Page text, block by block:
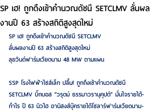
SP เฮ! ถูกดึงเข้าคำนวณดัชนี SETCLMV ลั่นผล
งานปี 63 สร้างสถิติสูงสุดใหม่
SP เฮ! ถูกดึงเข้าคำนวณดัชนี SETCLMV
ลั่นผลงานปี 63 สร้างสถิติสูงสุดใหม่
ลุยวินด์ฟาร์มเวียดนาม 48 MW ตามแผน
SSP โรงไฟฟ้าไซส์เล็ก ปลื้ม! ถูกถึงเข้าคำนวณดัชนี
SETCLMV บิ๊กบอส “วรุตม์ ธรรมาวรานุคุปต์” มั่นใจรายได้-
กำไร ปี 63 นิวไฮ อานิสงส์บุ๊ครายได้โซลาร์ฟาร์มเวียดนาม-